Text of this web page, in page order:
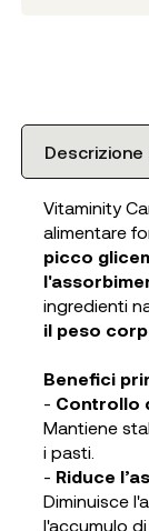
Vitaminity
alimentare
picco
ingredienti
il peso
Benefici
- Controllo
Mantiene
i pasti.
- Riduce
Diminuisce
l'accumulo di